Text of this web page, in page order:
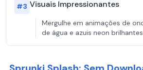
#3 Visuais Impressionantes
Mergulhe em animações de
de água e azuis neon